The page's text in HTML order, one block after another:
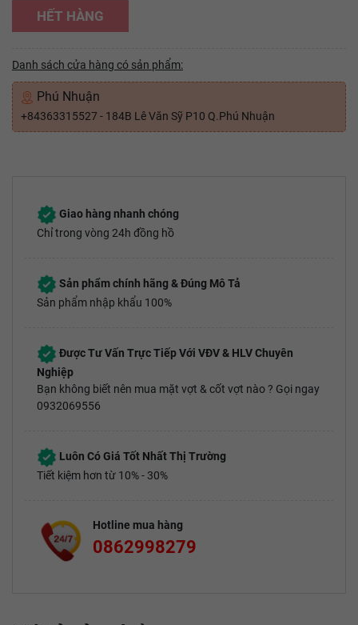
HẾT HÀNG
Danh sách cửa hàng có sản phẩm:
Phú Nhuận
+84363315527 - 184B Lê Văn Sỹ P10 Q.Phú Nhuận
Giao hàng nhanh chóng
Chỉ trong vòng 24h đồng hồ
Sản phẩm chính hãng & Đúng Mô Tả
Sản phẩm nhập khẩu 100%
Được Tư Vấn Trực Tiếp Với VĐV & HLV Chuyên
Nghiệp
Bạn không biết nên mua mặt vợt & cốt vợt nào ? Gọi ngay
0932069556
Luôn Có Giá Tốt Nhất Thị Trường
Tiết kiệm hơn từ 10% - 30%
Hotline mua hàng
0862998279